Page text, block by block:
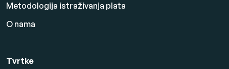
Metodologija istraživanja plata
O nama
Tvrtke